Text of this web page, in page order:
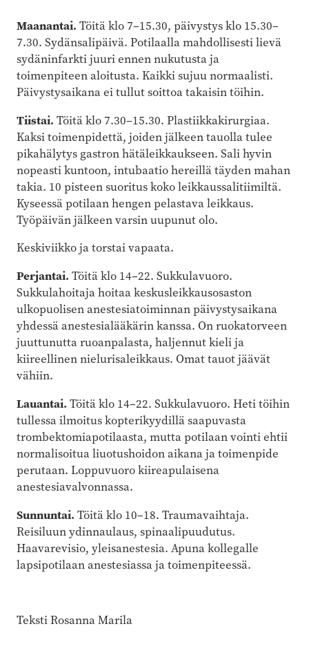
Maanantai. Töitä klo 7–15.30, päivystys klo 15.30–
7.30. Sydänsalipäivä. Potilaalla mahdollisesti lievä
sydäninfarkti juuri ennen nukutusta ja
toimenpiteen aloitusta. Kaikki sujuu normaalisti.
Päivystysaikana ei tullut soittoa takaisin töihin.
Tiistai. Töitä klo 7.30–15.30. Plastiikkakirurgiaa.
Kaksi toimenpidettä, joiden jälkeen tauolla tulee
pikahälytys gastron hätäleikkaukseen. Sali hyvin
nopeasti kuntoon, intubaatio hereillä täyden mahan
takia. 10 pisteen suoritus koko leikkaussalitiimiltä.
Kyseessä potilaan hengen pelastava leikkaus.
Työpäivän jälkeen varsin uupunut olo.
Keskiviikko ja torstai vapaata.
Perjantai. Töitä klo 14–22. Sukkulavuoro.
Sukkulahoitaja hoitaa keskusleikkausosaston
ulkopuolisen anestesiatoiminnan päivystysaikana
yhdessä anestesialääkärin kanssa. On ruokatorveen
juuttunutta ruoanpalasta, haljennut kieli ja
kiireellinen nielurisaleikkaus. Omat tauot jäävät
vähiin.
Lauantai. Töitä klo 14–22. Sukkulavuoro. Heti töihin
tullessa ilmoitus kopterikyydillä saapuvasta
trombektomiapotilaasta, mutta potilaan vointi ehtii
normalisoitua liuotushoidon aikana ja toimenpide
perutaan. Loppuvuoro kiireapulaisena
anestesiavalvonnassa.
Sunnuntai. Töitä klo 10–18. Traumavaihtaja.
Reisiluun ydinnaulaus, spinaalipuudutus.
Haavarevisio, yleisanestesia. Apuna kollegalle
lapsipotilaan anestesiassa ja toimenpiteessä.
Teksti Rosanna Marila